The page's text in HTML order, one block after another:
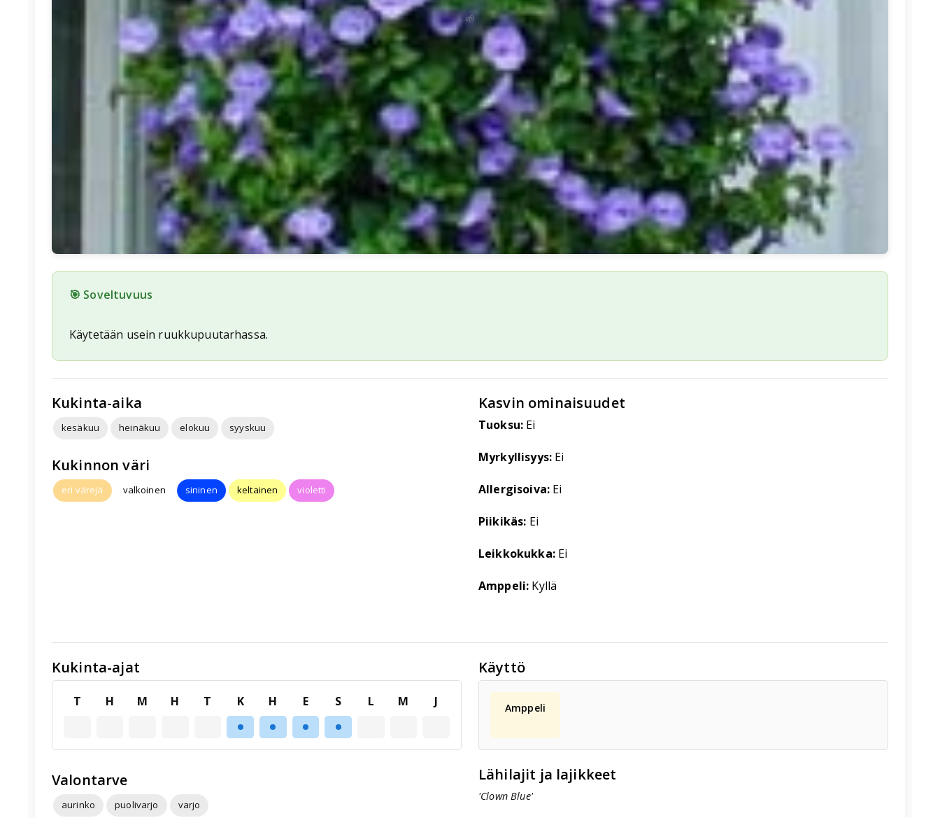
🌱
🎯 Soveltuvuus
Käytetään usein ruukkupuutarhassa.
Kukinta-aika
kesäkuu heinäkuu elokuu syyskuu
Kukinnon väri
eri värejä valkoinen sininen keltainen violetti
Kasvin ominaisuudet
Tuoksu: Ei
Myrkyllisyys: Ei
Allergisoiva: Ei
Piikikäs: Ei
Leikkokukka: Ei
Amppeli: Kyllä
Kukinta-ajat
T H M H T K H E S L M J
Valontarve
aurinko puolivarjo varjo
Käyttö
Amppeli
Lähilajit ja lajikkeet
'Clown Blue'